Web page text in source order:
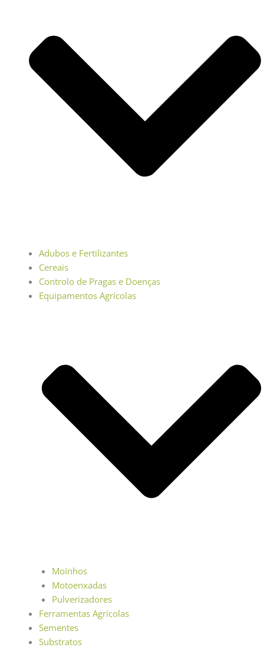
Adubos e Fertilizantes
Cereais
Controlo de Pragas e Doenças
Equipamentos Agrícolas
Moínhos
Motoenxadas
Pulverizadores
Ferramentas Agrícolas
Sementes
Substratos